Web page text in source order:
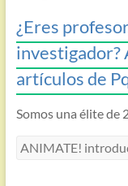
¿Eres
investigador?
artículos de
Somos una élite de
ANIMATE!